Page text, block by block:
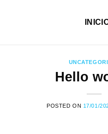
Hello
POSTED ON 17/01/